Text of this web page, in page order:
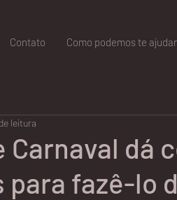
Contato Como podemos te ajudar
Carnaval dá
para fazê-lo
leitura